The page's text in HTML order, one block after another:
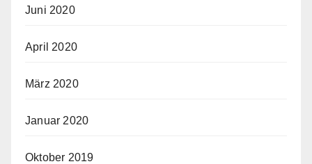
Juni 2020
April 2020
März 2020
Januar 2020
Oktober 2019